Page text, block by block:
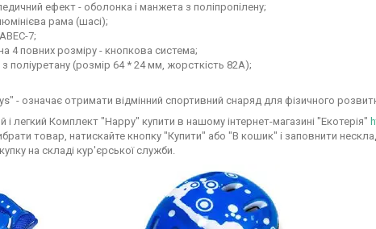
ефект - оболонка і манжета з поліпропілену;
рама (шасі);
7;
4 повних розміру - кнопкова система;
з поліуретану (розмір 64 * 24 мм, жорсткість 82А);
- означає отримати відмінний спортивний снаряд для фізичного
і легкий Комплект "Happy" купити в нашому інтернет-магазині "Екотерія"
товар, натискайте кнопку "Купити" або "В кошик" і заповнити
на складі кур'єрської служби.